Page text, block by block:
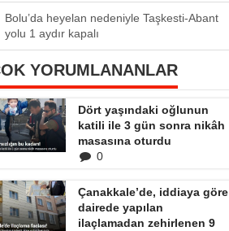
Bolu’da heyelan nedeniyle Taşkesti-Abant
yolu 1 aydır kapalı
YORUMLANANLAR
Dört yaşındaki oğlunun
katili ile 3 gün sonra nikâh
masasına oturdu
0
Çanakkale’de, iddiaya göre
dairede yapılan
ilaçlamadan zehirlenen 9